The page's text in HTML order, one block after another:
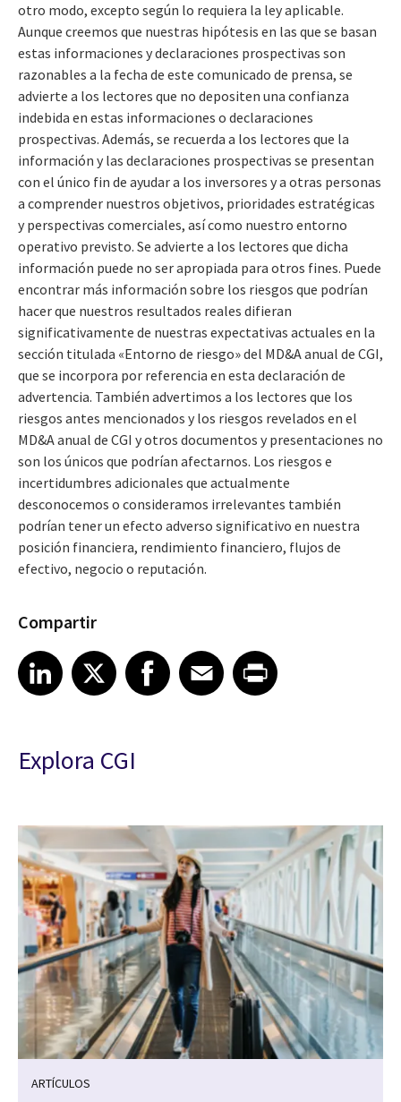
otro modo, excepto según lo requiera la ley aplicable.
Aunque creemos que nuestras hipótesis en las que se basan
estas informaciones y declaraciones prospectivas son
razonables a la fecha de este comunicado de prensa, se
advierte a los lectores que no depositen una confianza
indebida en estas informaciones o declaraciones
prospectivas. Además, se recuerda a los lectores que la
información y las declaraciones prospectivas se presentan
con el único fin de ayudar a los inversores y a otras personas
a comprender nuestros objetivos, prioridades estratégicas
y perspectivas comerciales, así como nuestro entorno
operativo previsto. Se advierte a los lectores que dicha
información puede no ser apropiada para otros fines. Puede
encontrar más información sobre los riesgos que podrían
hacer que nuestros resultados reales difieran
significativamente de nuestras expectativas actuales en la
sección titulada «Entorno de riesgo» del MD&A anual de CGI,
que se incorpora por referencia en esta declaración de
advertencia. También advertimos a los lectores que los
riesgos antes mencionados y los riesgos revelados en el
MD&A anual de CGI y otros documentos y presentaciones no
son los únicos que podrían afectarnos. Los riesgos e
incertidumbres adicionales que actualmente
desconocemos o consideramos irrelevantes también
podrían tener un efecto adverso significativo en nuestra
posición financiera, rendimiento financiero, flujos de
efectivo, negocio o reputación.
Compartir
Share article on LinkedIn
LinkedIn
Share article on XShare article on Facebook
Facebook
Share article on Email
EmailShare article on Print
Explora CGI
ARTÍCULOS